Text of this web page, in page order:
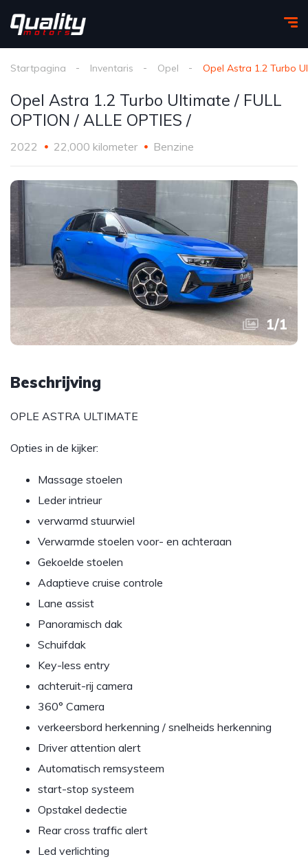
Startpagina Inventaris Opel Opel Astra 1.2 Turbo
Opel Astra 1.2 Turbo Ultimate / FULL
OPTION / ALLE OPTIES /
2022 22,000 kilometer Benzine
1/1
Beschrijving
OPLE ASTRA ULTIMATE
Opties in de kijker:
Massage stoelen
Leder intrieur
verwarmd stuurwiel
Verwarmde stoelen voor- en achteraan
Gekoelde stoelen
Adaptieve cruise controle
Lane assist
Panoramisch dak
Schuifdak
Key-less entry
achteruit-rij camera
360° Camera
verkeersbord herkenning / snelheids herkenning
Driver attention alert
Automatisch remsysteem
start-stop systeem
Opstakel dedectie
Rear cross traffic alert
Led verlichting